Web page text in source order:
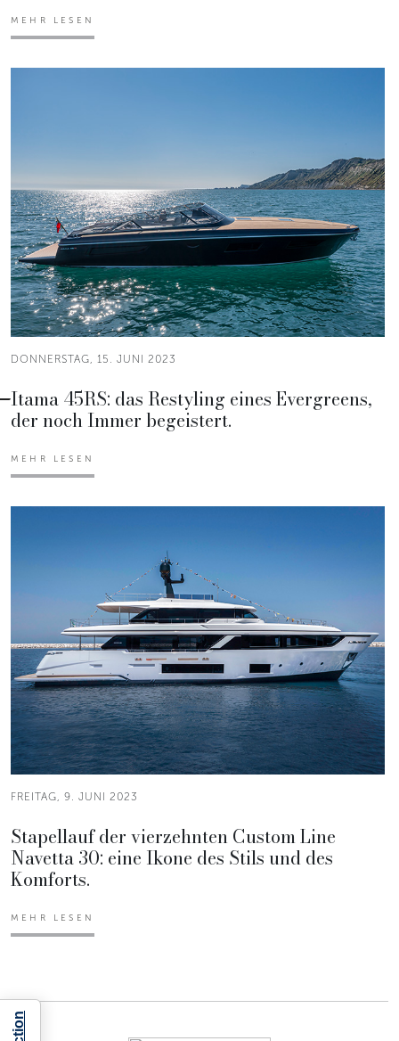
MEHR LESEN
DONNERSTAG, 15. JUNI 2023
Itama 45RS: das Restyling eines Evergreens,
der noch Immer begeistert.
MEHR LESEN
FREITAG, 9. JUNI 2023
Stapellauf der vierzehnten Custom Line
Navetta 30: eine Ikone des Stils und des
Komforts.
MEHR LESEN